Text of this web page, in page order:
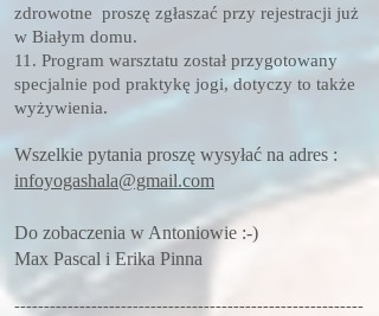
zdrowotne proszę zgłaszać przy rejestracji już
w Białym domu.
11. Program warsztatu został przygotowany
specjalnie pod praktykę jogi, dotyczy to także
wyżywienia.
Wszelkie pytania proszę wysyłać na adres :
infoyogashala@gmail.com
Do zobaczenia w Antoniowie :-)
Max Pascal i Erika Pinna
-----------------------------------------------------------